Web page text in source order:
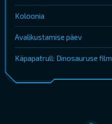
Koloonia
Avalikustamise päev
Käpapatrull: Dinosauruse film